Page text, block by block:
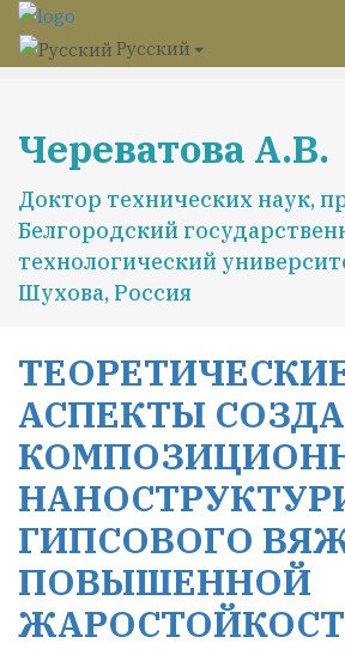
Русский
Череватова А.В.
Доктор технических наук,
Белгородский
технологический
Шухова, Россия
АСПЕКТЫ
ГИПСОВОГО
ПОВЫШЕННОЙ